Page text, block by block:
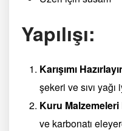
Yapılışı:
Karışımı
şekeri ve sıvı yağı
Kuru
ve karbonatı